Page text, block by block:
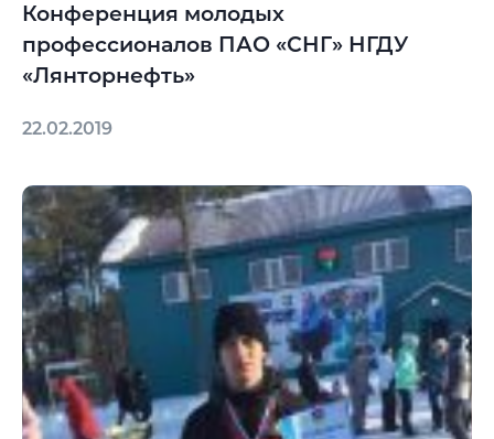
Конференция молодых
профессионалов ПАО «СНГ» НГДУ
«Лянторнефть»
22.02.2019